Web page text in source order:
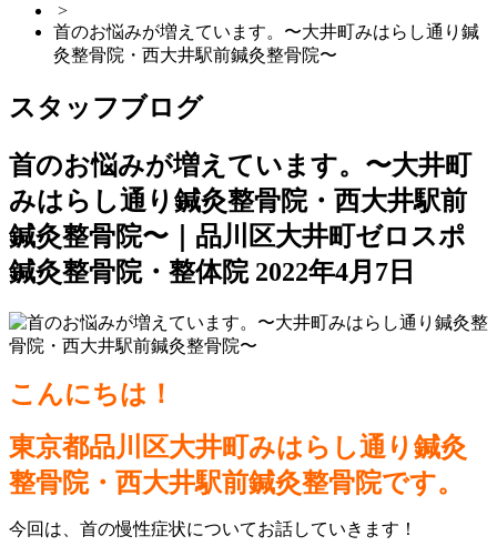
>
首のお悩みが増えています。〜大井町みはらし通り鍼
灸整骨院・西大井駅前鍼灸整骨院〜
スタッフブログ
首のお悩みが増えています。〜大井町
みはらし通り鍼灸整骨院・西大井駅前
鍼灸整骨院〜｜品川区大井町ゼロスポ
鍼灸整骨院・整体院 2022年4月7日
こんにちは！
東京都品川区大井町みはらし通り鍼灸
整骨院・西大井駅前鍼灸整骨院です。
今回は、首の慢性症状についてお話していきます！